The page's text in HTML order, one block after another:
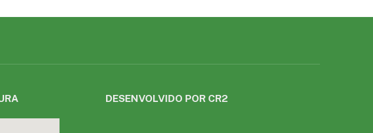
DESENVOLVIDO POR CR2